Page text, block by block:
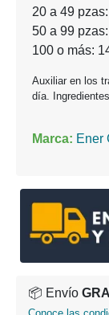
20 a 49
50 a 99
100 o más:
Auxiliar en los
día.
Marca: Ener
📦 Envío